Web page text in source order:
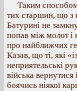
Таким
тих старшин, що з
Батурині не
попав між молот і
про найближчих
Казав, що ті, які
неприятельські
війська вернутися
боячись ніякої